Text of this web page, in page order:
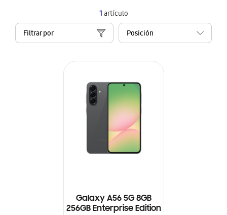
1artículo
Filtrar por
Galaxy A56 5G 8GB
256GB Enterprise Edition